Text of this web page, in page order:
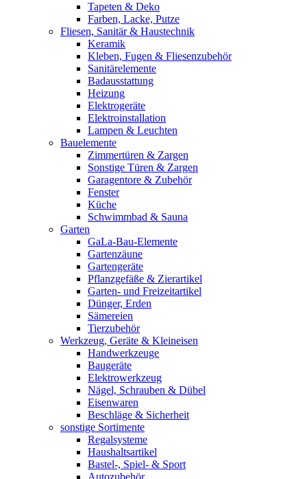
Tapeten & Deko
Farben, Lacke, Putze
Fliesen, Sanitär & Haustechnik
Keramik
Kleben, Fugen & Fliesenzubehör
Sanitärelemente
Badausstattung
Heizung
Elektrogeräte
Elektroinstallation
Lampen & Leuchten
Bauelemente
Zimmertüren & Zargen
Sonstige Türen & Zargen
Garagentore & Zubehör
Fenster
Küche
Schwimmbad & Sauna
Garten
GaLa-Bau-Elemente
Gartenzäune
Gartengeräte
Pflanzgefäße & Zierartikel
Garten- und Freizeitartikel
Dünger, Erden
Sämereien
Tierzubehör
Werkzeug, Geräte & Kleineisen
Handwerkzeuge
Baugeräte
Elektrowerkzeug
Nägel, Schrauben & Dübel
Eisenwaren
Beschläge & Sicherheit
sonstige Sortimente
Regalsysteme
Haushaltsartikel
Bastel-, Spiel- & Sport
Autozubehör